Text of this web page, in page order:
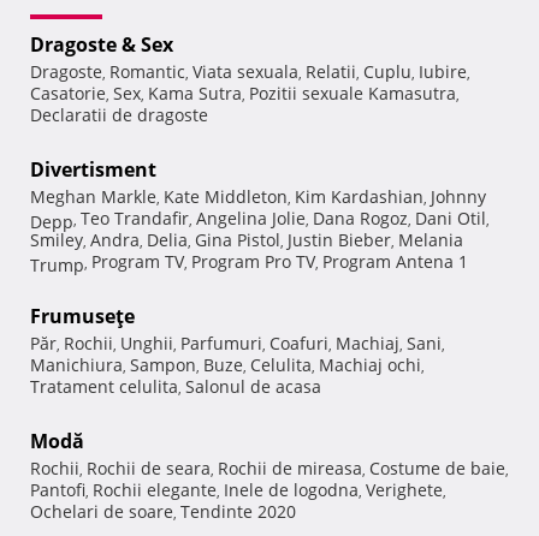
Dragoste & Sex
Dragoste, Romantic, Viata sexuala, Relatii, Cuplu, Iubire,
Casatorie, Sex, Kama Sutra, Pozitii sexuale Kamasutra,
Declaratii de dragoste
Divertisment
Meghan Markle, Kate Middleton, Kim Kardashian, Johnny
Depp, Teo Trandafir, Angelina Jolie, Dana Rogoz, Dani Otil,
Smiley, Andra, Delia, Gina Pistol, Justin Bieber, Melania
Trump, Program TV, Program Pro TV, Program Antena 1
Frumuseţe
Păr, Rochii, Unghii, Parfumuri, Coafuri, Machiaj, Sani,
Manichiura, Sampon, Buze, Celulita, Machiaj ochi,
Tratament celulita, Salonul de acasa
Modă
Rochii, Rochii de seara, Rochii de mireasa, Costume de baie,
Pantofi, Rochii elegante, Inele de logodna, Verighete,
Ochelari de soare, Tendinte 2020